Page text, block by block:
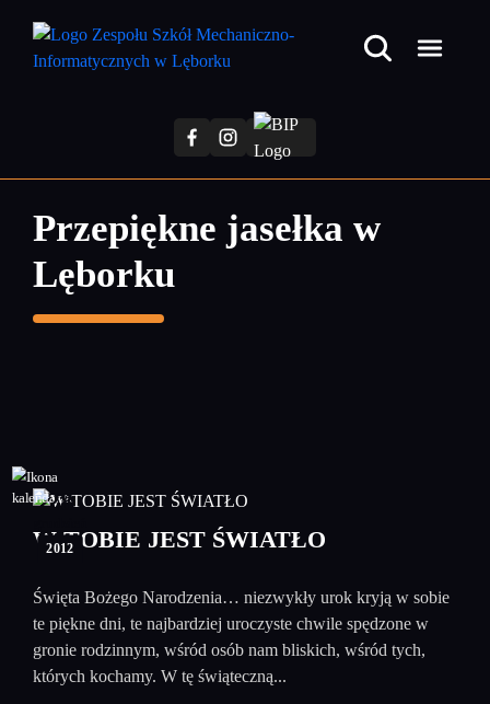
treści
Przepiękne jasełka w
Lęborku
28
2012
W TOBIE JEST ŚWIATŁO
Święta Bożego Narodzenia… niezwykły urok kryją w sobie
te piękne dni, te najbardziej uroczyste chwile spędzone w
gronie rodzinnym, wśród osób nam bliskich, wśród tych,
których kochamy. W tę świąteczną...